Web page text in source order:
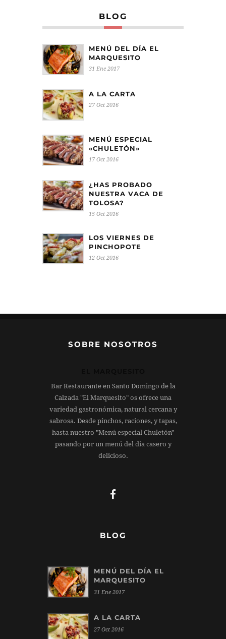
BLOG
MENÚ DEL DÍA EL
MARQUESITO
31 Ene 2017
A LA CARTA
27 Oct 2016
MENÚ ESPECIAL
«CHULETÓN»
17 Oct 2016
¿HAS PROBADO
NUESTRA VACA DE
TOLOSA?
15 Oct 2016
LOS VIERNES DE
PINCHOPOTE
12 Oct 2016
SOBRE NOSOTROS
Bar Restaurante en Santo Domingo de la
Calzada "El Marquesito" os ofrece una
variedad gastronómica, natural cercana y
sabrosa. Desde pinchos, raciones, y tapas,
hasta nuestro "Menú especial Chuletón"
pasando por un menú del día casero y
delicioso.
BLOG
MENÚ DEL DÍA EL
MARQUESITO
31 Ene 2017
A LA CARTA
27 Oct 2016